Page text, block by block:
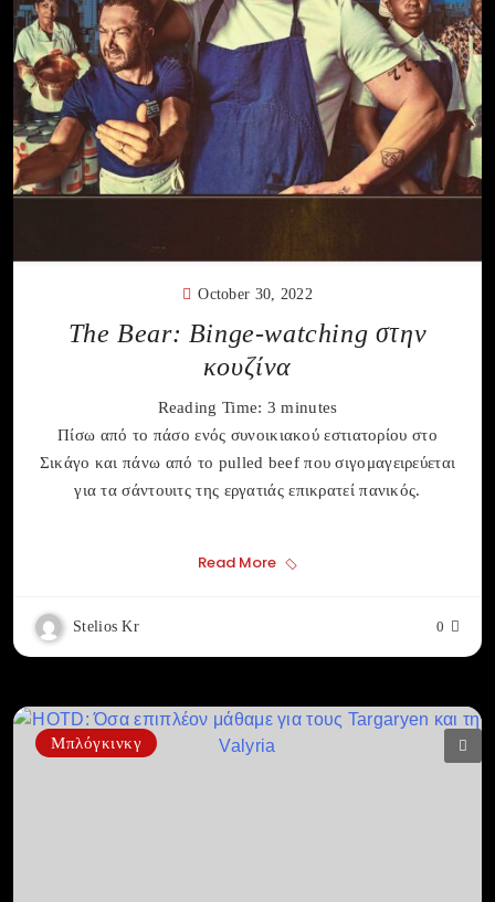
October 30, 2022
The Bear: Binge-watching στην
κουζίνα
Reading Time: 3 minutes
Πίσω από το πάσο ενός συνοικιακού εστιατορίου στο
Σικάγο και πάνω από το pulled beef που σιγομαγειρεύεται
για τα σάντουιτς της εργατιάς επικρατεί πανικός.
Read More
Stelios Kr 0
Μπλόγκινκγ